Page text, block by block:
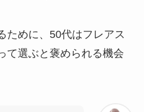
ために、50代はフレアス
て選ぶと褒められる機会